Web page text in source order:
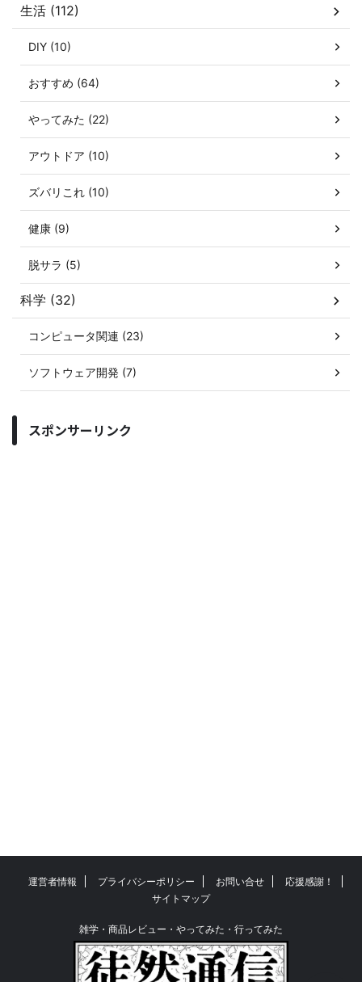
生活 (112)
DIY (10)
おすすめ (64)
やってみた (22)
アウトドア (10)
ズバリこれ (10)
健康 (9)
脱サラ (5)
科学 (32)
コンピュータ関連 (23)
ソフトウェア開発 (7)
スポンサーリンク
運営者情報 プライバシーポリシー お問い合せ
応援感謝！
サイトマップ
雑学・商品レビュー・やってみた・行ってみた